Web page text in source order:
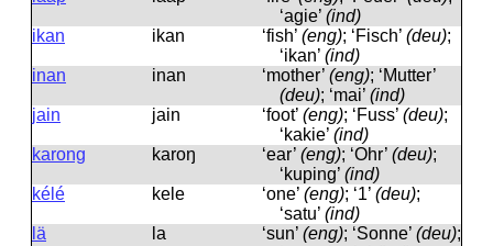
‘agie’ (ind)
ikan
ikan ‘fish’ (eng); ‘Fisch’ (deu);
‘ikan’ (ind)
inan
inan ‘mother’ (eng); ‘Mutter’
(deu); ‘mai’ (ind)
jain
jain ‘foot’ (eng); ‘Fuss’ (deu);
‘kakie’ (ind)
karong
karoŋ ‘ear’ (eng); ‘Ohr’ (deu);
‘kuping’ (ind)
kélé
kele ‘one’ (eng); ‘1’ (deu);
‘satu’ (ind)
lä
la ‘sun’ (eng); ‘Sonne’ (deu);